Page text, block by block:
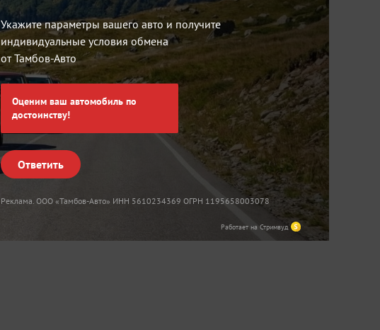
Укажите параметры вашего авто и получите
индивидуальные условия обмена
от Тамбов-Авто
Оценим ваш автомобиль по
достоинству!
Ответить
Реклама. ООО «Тамбов-Авто» ИНН 5610234369 ОГРН 1195658003078
Работает на Стримвуд